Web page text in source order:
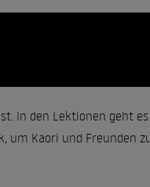
In den Lektionen geht
um Kaori und Freunden